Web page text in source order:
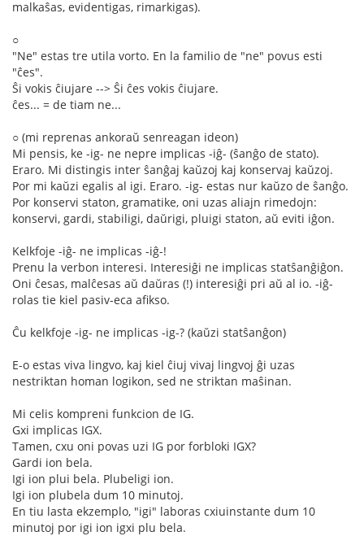
malkaŝas, evidentigas, rimarkigas).
○
"Ne" estas tre utila vorto. En la familio de "ne" povus esti
"ĉes".
Ŝi vokis ĉiujare --> Ŝi ĉes vokis ĉiujare.
ĉes... = de tiam ne...
○ (mi reprenas ankoraŭ senreagan ideon)
Mi pensis, ke -ig- ne nepre implicas -iĝ- (ŝanĝo de stato).
Eraro. Mi distingis inter ŝanĝaj kaŭzoj kaj konservaj kaŭzoj.
Por mi kaŭzi egalis al igi. Eraro. -ig- estas nur kaŭzo de ŝanĝo.
Por konservi staton, gramatike, oni uzas aliajn rimedojn:
konservi, gardi, stabiligi, daŭrigi, pluigi staton, aŭ eviti iĝon.
Kelkfoje -iĝ- ne implicas -iĝ-!
Prenu la verbon interesi. Interesiĝi ne implicas statŝanĝiĝon.
Oni ĉesas, malĉesas aŭ daŭras (!) interesiĝi pri aŭ al io. -iĝ-
rolas tie kiel pasiv-eca afikso.
Ĉu kelkfoje -ig- ne implicas -ig-? (kaŭzi statŝanĝon)
E-o estas viva lingvo, kaj kiel ĉiuj vivaj lingvoj ĝi uzas
nestriktan homan logikon, sed ne striktan maŝinan.
Mi celis kompreni funkcion de IG.
Gxi implicas IGX.
Tamen, cxu oni povas uzi IG por forbloki IGX?
Gardi ion bela.
Igi ion plui bela. Plubeligi ion.
Igi ion plubela dum 10 minutoj.
En tiu lasta ekzemplo, "igi" laboras cxiuinstante dum 10
minutoj por igi ion igxi plu bela.